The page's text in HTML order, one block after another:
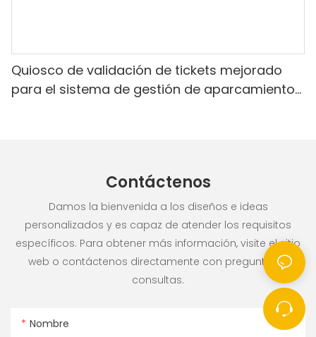
Quiosco de validación de tickets mejorado
para el sistema de gestión de aparcamientos
Contáctenos
Damos la bienvenida a los diseños e ideas
personalizados y es capaz de atender los requisitos
específicos. Para obtener más información, visite el sitio
web o contáctenos directamente con preguntas o
consultas.
Nombre